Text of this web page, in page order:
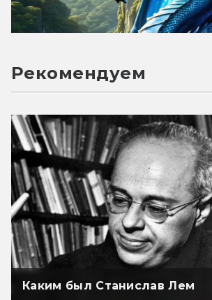
Рекомендуем
Каким был Станислав Лем